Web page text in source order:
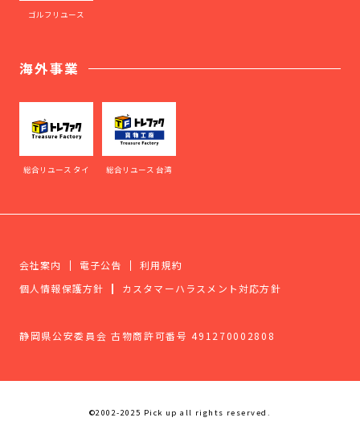
ゴルフリユース
海外事業
総合リユース タイ 総合リユース 台湾
会社案内 電子公告
利用規約
個人情報保護方針
カスタマーハラスメント対応方針
静岡県公安委員会 古物商許可番号 491270002808
©2002-2025 Pick up all rights reserved.